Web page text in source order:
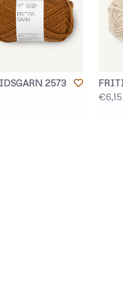
2573
€6,15